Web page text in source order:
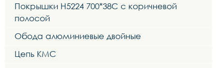
Покрышки H5224 700*38C с коричневой
полосой
Обода алюминиевые двойные
Цепь KMC